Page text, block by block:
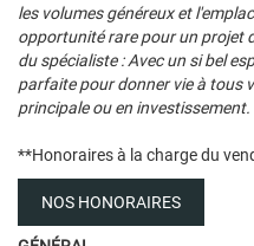
les volumes généreux et
opportunité rare pour un projet
du spécialiste : Avec un si bel
parfaite pour donner vie à tous
principale ou en investissement.
**Honoraires à la charge du
NOS HONORAIRES